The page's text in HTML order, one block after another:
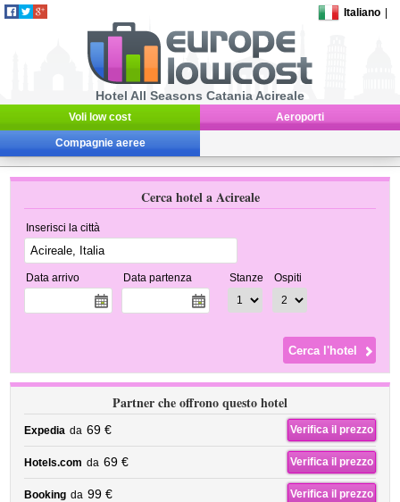
Italiano
Hotel All Seasons Catania Acireale
Voli low cost Aeroporti
Compagnie aeree
Cerca hotel a Acireale
Inserisci la città
Data arrivo Data partenza Stanze Ospiti
Partner che offrono questo hotel
Expedia da 69 € Verifica il prezzo
Hotels.com da 69 € Verifica il prezzo
Booking da 99 € Verifica il prezzo